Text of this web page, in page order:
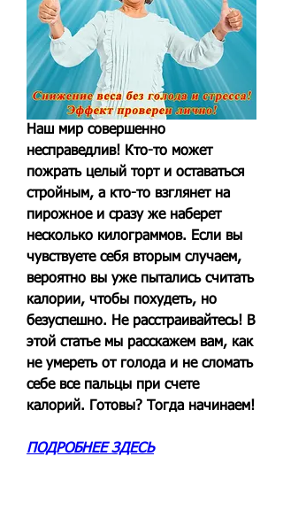
Наш мир совершенно
несправедлив! Кто-то может
пожрать целый торт и оставаться
стройным, а кто-то взглянет на
пирожное и сразу же наберет
несколько килограммов. Если вы
чувствуете себя вторым случаем,
вероятно вы уже пытались считать
калории, чтобы похудеть, но
безуспешно. Не расстраивайтесь! В
этой статье мы расскажем вам, как
не умереть от голода и не сломать
себе все пальцы при счете
калорий. Готовы? Тогда начинаем!
ПОДРОБНЕЕ ЗДЕСЬ